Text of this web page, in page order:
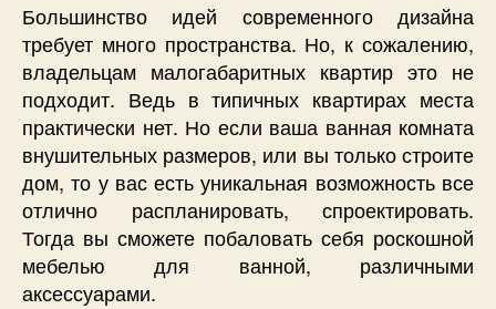
Большинство идей современного дизайна
требует много пространства. Но, к сожалению,
владельцам малогабаритных квартир это не
подходит. Ведь в типичных квартирах места
практически нет. Но если ваша ванная комната
внушительных размеров, или вы только строите
дом, то у вас есть уникальная возможность все
отлично распланировать, спроектировать.
Тогда вы сможете побаловать себя роскошной
мебелью для ванной, различными
аксессуарами.